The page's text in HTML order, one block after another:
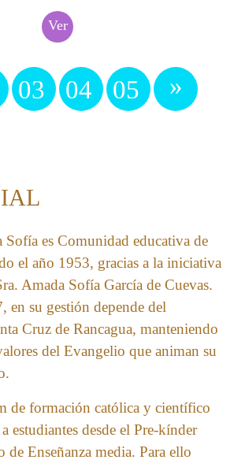
Ver
03 04 05 »
es Comunidad educativa de
el año 1953, gracias a la iniciativa
Amada Sofía García de Cuevas.
en su gestión depende del
Cruz de Rancagua, manteniendo
del Evangelio que animan su
de formación católica y científico
estudiantes desde el Pre-kínder
de Enseñanza media. Para ello